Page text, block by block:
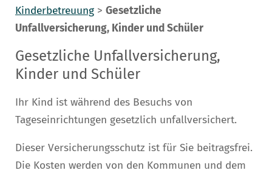
Kinderbetreuung > Gesetzliche
Unfallversicherung, Kinder und Schüler
Gesetzliche Unfallversicherung,
Kinder und Schüler
Ihr Kind ist während des Besuchs von
Tageseinrichtungen gesetzlich unfallversichert.
Dieser Versicherungsschutz ist für Sie beitragsfrei.
Die Kosten werden von den Kommunen und dem